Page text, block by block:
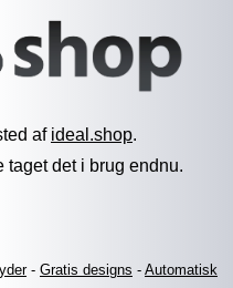
af ideal.shop.
det i brug endnu.
- Gratis designs - Automatisk